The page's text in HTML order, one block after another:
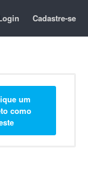
Cadastre-se
um
como